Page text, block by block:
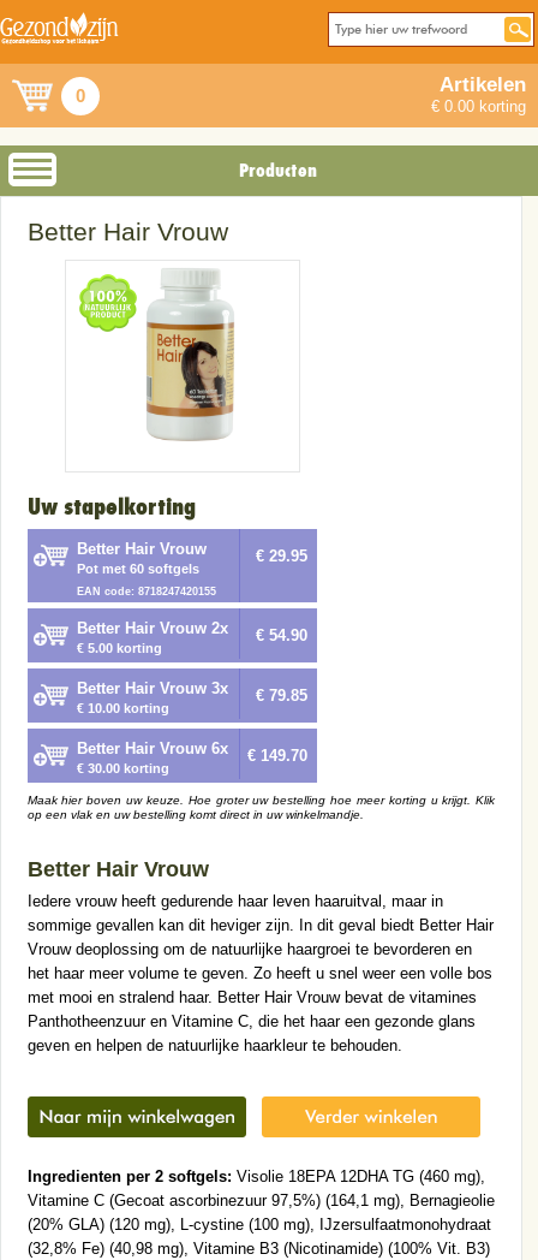
0 Artikelen
€ 0.00 korting
Producten
Better Hair Vrouw
Uw stapelkorting
Better Hair Vrouw
Pot met 60 softgels
EAN code: 8718247420155
€ 29.95
Better Hair Vrouw 2x
€ 5.00 korting
€ 54.90
Better Hair Vrouw 3x
€ 10.00 korting
€ 79.85
Better Hair Vrouw 6x
€ 30.00 korting
€ 149.70
Maak hier boven uw keuze. Hoe groter uw bestelling hoe meer korting u krijgt. Klik
op een vlak en uw bestelling komt direct in uw winkelmandje.
Better Hair Vrouw
Iedere vrouw heeft gedurende haar leven haaruitval, maar in
sommige gevallen kan dit heviger zijn. In dit geval biedt Better Hair
Vrouw deoplossing om de natuurlijke haargroei te bevorderen en
het haar meer volume te geven. Zo heeft u snel weer een volle bos
met mooi en stralend haar. Better Hair Vrouw bevat de vitamines
Panthotheenzuur en Vitamine C, die het haar een gezonde glans
geven en helpen de natuurlijke haarkleur te behouden.
Ingredienten per 2 softgels: Visolie 18EPA 12DHA TG (460 mg),
Vitamine C (Gecoat ascorbinezuur 97,5%) (164,1 mg), Bernagieolie
(20% GLA) (120 mg), L-cystine (100 mg), IJzersulfaatmonohydraat
(32,8% Fe) (40,98 mg), Vitamine B3 (Nicotinamide) (100% Vit. B3)